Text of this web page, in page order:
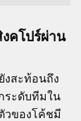
คโปร์ผ่าน
งสะท้อนถึง
ระดับทีมใน
วของโค้ชมี